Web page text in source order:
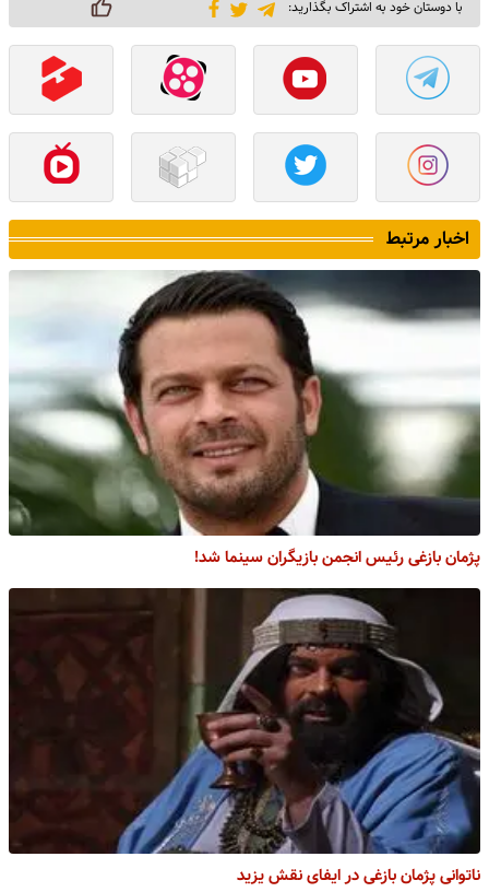
با دوستان خود به اشتراک بگذارید:
اخبار مرتبط
پژمان بازغی رئیس انجمن بازیگران سینما شد!
ناتوانی پژمان بازغی در ایفای نقش یزید